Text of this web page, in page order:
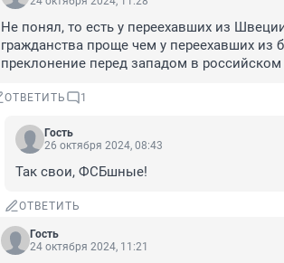
Не понял, то есть у переехавших из
гражданства проще чем у переехавших из
преклонение перед западом в российском
ОТВЕТИТЬ 1
Гость
26 октября 2024, 08:43
Так свои, ФСБшные!
ОТВЕТИТЬ
Гость
24 октября 2024, 11:21